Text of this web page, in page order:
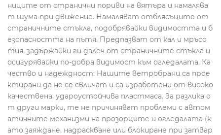
ниците от странични пориви на вятъра и намалява
т шума при движение. Намаляват отблясъците от
страничните стъкла, подобрявайки видимостта и б
езопасността на пътя. Предпазват от кал и мръсо
тия, задържайки ги далеч от страничните стъкла и
осигурявайки по-добра видимост към огледалата. Ка
чество и надеждност: Нашите ветробрани са прое
ктирани да не се свличат и са изработени от високо
качествена, удароустойчива пластмаса. За разлика о
т други марки, те не причиняват проблеми с автом
атичните механизми на прозорците и огледалата (к
ато заяждане, надраскване или блокиране при затвар